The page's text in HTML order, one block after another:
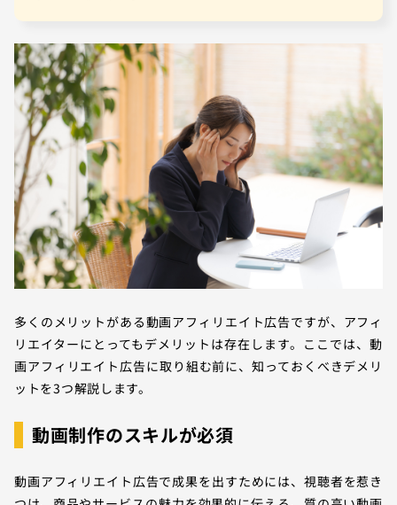
多くのメリットがある動画アフィリエイト広告ですが、アフィ
リエイターにとってもデメリットは存在します。ここでは、動
画アフィリエイト広告に取り組む前に、知っておくべきデメリ
ットを3つ解説します。
動画制作のスキルが必須
動画アフィリエイト広告で成果を出すためには、視聴者を惹き